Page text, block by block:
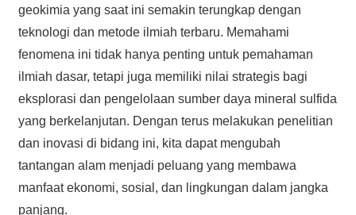
geokimia yang saat ini semakin terungkap dengan
teknologi dan metode ilmiah terbaru. Memahami
fenomena ini tidak hanya penting untuk pemahaman
ilmiah dasar, tetapi juga memiliki nilai strategis bagi
eksplorasi dan pengelolaan sumber daya mineral sulfida
yang berkelanjutan. Dengan terus melakukan penelitian
dan inovasi di bidang ini, kita dapat mengubah
tantangan alam menjadi peluang yang membawa
manfaat ekonomi, sosial, dan lingkungan dalam jangka
panjang.